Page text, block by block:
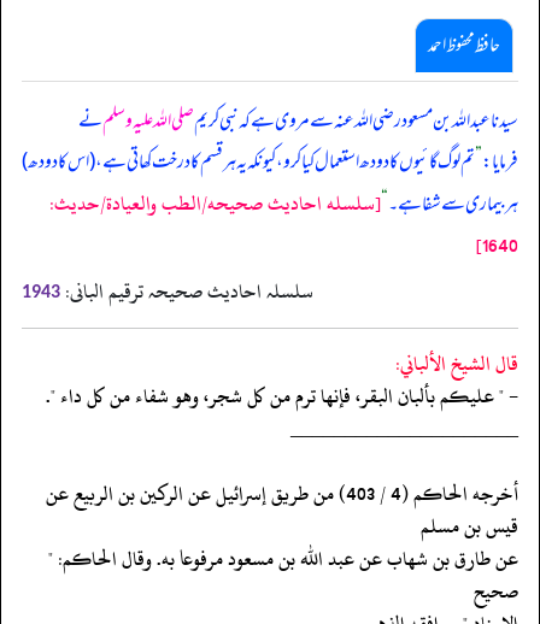
حافظ محفوظ احمد
سیدنا عبداللہ بن مسعود رضی اللہ عنہ سے مروی ہے کہ نبی کریمصلی اللہ علیہ وسلمنے
فرمایا:”تم لوگ گائیوں کا دودھ استعمال کیا کرو، کیونکہ یہ ہر قسم کا درخت کھاتی ہے، (اس کا دودھ)
ہر بیماری سے شفا ہے۔“[سلسله احاديث صحيحه/الطب والعيادة/حدیث:
1640]
سلسلہ احادیث صحیحہ ترقیم البانی: 1943
قال الشيخ الألباني:
- " عليكم بألبان البقر، فإنها ترم من كل شجر، وهو شفاء من كل داء ".
‏‏‏‏_____________________
‏‏‏‏أخرجه الحاكم (4 / 403) من طريق إسرائيل عن الركين بن الربيع عن
قيس بن مسلم
‏‏‏‏عن طارق بن شهاب عن عبد الله بن مسعود مرفوعا به. وقال الحاكم: "
صحيح